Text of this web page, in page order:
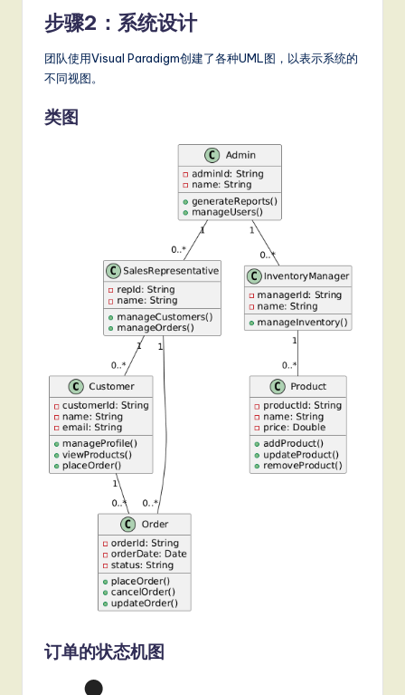
步骤2：系统设计
团队使用Visual Paradigm创建了各种UML图，以表示系统的
不同视图。
类图
订单的状态机图